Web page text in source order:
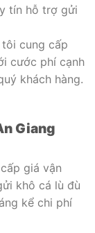
tín hỗ trợ gửi
cung cấp
cước phí cạnh
khách hàng.
Giang
giá vận
khô cá lù đù
kể chi phí